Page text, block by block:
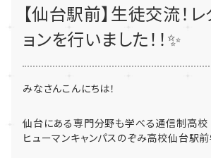
【仙台駅前】生徒交流！
ョンを行いました！！✨
みなさんこんにちは！
仙台にある専門分野も学べる通信制高校
ヒューマンキャンパスのぞみ高校仙台駅前